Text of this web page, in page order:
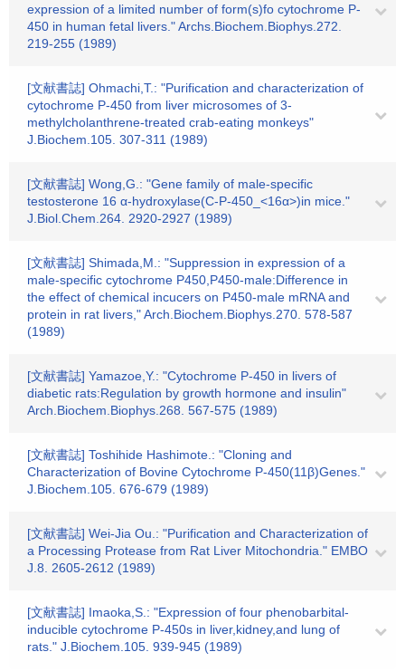
expression of a limited number of form(s)fo cytochrome P-
450 in human fetal livers." Archs.Biochem.Biophys.272.
219-255 (1989)
[文献書誌] Ohmachi,T.: "Purification and characterization of
cytochrome P-450 from liver microsomes of 3-
methylcholanthrene-treated crab-eating monkeys"
J.Biochem.105. 307-311 (1989)
[文献書誌] Wong,G.: "Gene family of male-specific
testosterone 16 α-hydroxylase(C-P-450_<16α>)in mice."
J.Biol.Chem.264. 2920-2927 (1989)
[文献書誌] Shimada,M.: "Suppression in expression of a
male-specific cytochrome P450,P450-male:Difference in
the effect of chemical incucers on P450-male mRNA and
protein in rat livers," Arch.Biochem.Biophys.270. 578-587
(1989)
[文献書誌] Yamazoe,Y.: "Cytochrome P-450 in livers of
diabetic rats:Regulation by growth hormone and insulin"
Arch.Biochem.Biophys.268. 567-575 (1989)
[文献書誌] Toshihide Hashimote.: "Cloning and
Characterization of Bovine Cytochrome P-450(11β)Genes."
J.Biochem.105. 676-679 (1989)
[文献書誌] Wei-Jia Ou.: "Purification and Characterization of
a Processing Protease from Rat Liver Mitochondria." EMBO
J.8. 2605-2612 (1989)
[文献書誌] Imaoka,S.: "Expression of four phenobarbital-
inducible cytochrome P-450s in liver,kidney,and lung of
rats." J.Biochem.105. 939-945 (1989)